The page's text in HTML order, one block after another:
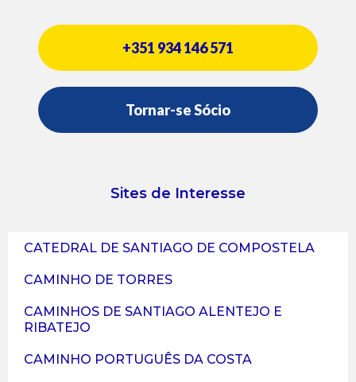
+351 934 146 571
Tornar-se Sócio
Sites de Interesse
CATEDRAL DE SANTIAGO DE COMPOSTELA
CAMINHO DE TORRES
CAMINHOS DE SANTIAGO ALENTEJO E
RIBATEJO
CAMINHO PORTUGUÊS DA COSTA